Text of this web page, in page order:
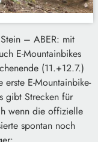
– ABER: mit
E-Mountainbikes
(11.+12.7.)
E-Mountainbike-
gibt Strecken für
wenn die offizielle
spontan noch